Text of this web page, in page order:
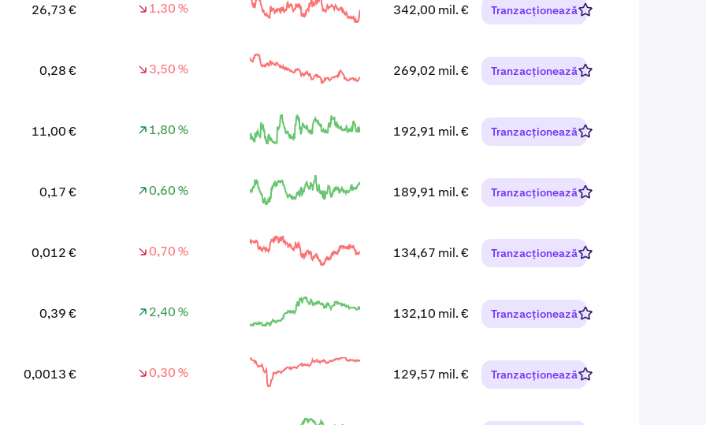
26,73 € 1,30 % 342,00 mil. € Tranzacționează
0,28 € 3,50 % 269,02 mil. € Tranzacționează
11,00 € 1,80 % 192,91 mil. € Tranzacționează
0,17 € 0,60 % 189,91 mil. € Tranzacționează
0,012 € 0,70 % 134,67 mil. € Tranzacționează
0,39 € 2,40 % 132,10 mil. € Tranzacționează
0,0013 € 0,30 % 129,57 mil. € Tranzacționează